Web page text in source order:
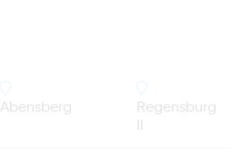
Abensberg
Regensburg